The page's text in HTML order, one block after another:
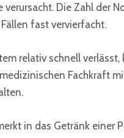
verursacht. Die Zahl der
fast vervierfacht.
relativ schnell
Fachkraft
in das Getränk einer